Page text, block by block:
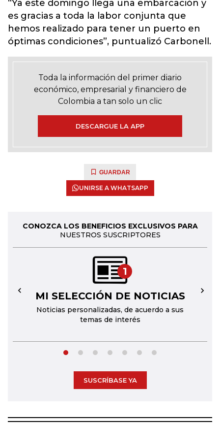
“Ya este domingo llega una embarcación y
es gracias a toda la labor conjunta que
hemos realizado para tener un puerto en
óptimas condiciones”, puntualizó Carbonell.
Toda la información del primer diario
económico, empresarial y financiero de
Colombia a tan solo un clic
DESCARGUE LA APP
GUARDAR
UNIRSE A WHATSAPP
CONOZCA LOS BENEFICIOS EXCLUSIVOS PARA
NUESTROS SUSCRIPTORES
1
MI SELECCIÓN DE NOTICIAS
Noticias personalizadas, de acuerdo a sus
temas de interés
← →
SUSCRÍBASE YA